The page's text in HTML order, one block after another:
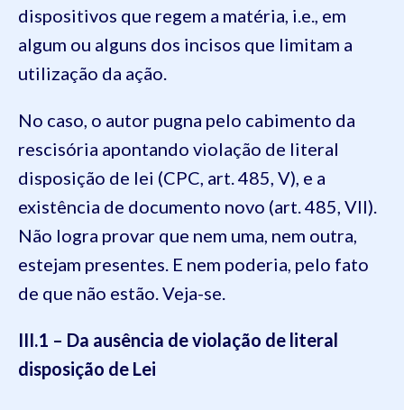
dispositivos que regem a matéria, i.e., em
algum ou alguns dos incisos que limitam a
utilização da ação.
No caso, o autor pugna pelo cabimento da
rescisória apontando violação de literal
disposição de lei (CPC, art. 485, V), e a
existência de documento novo (art. 485, VII).
Não logra provar que nem uma, nem outra,
estejam presentes. E nem poderia, pelo fato
de que não estão. Veja-se.
III.1 – Da ausência de violação de literal
disposição de Lei